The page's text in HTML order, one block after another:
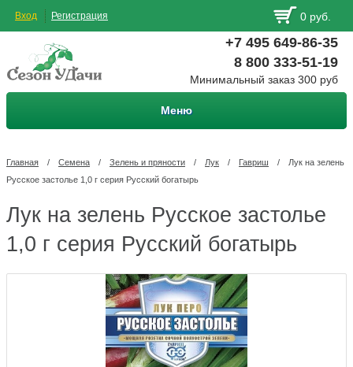
Вход Регистрация 0 руб.
+7 495 649-86-35
8 800 333-51-19
Минимальный заказ 300 руб
Меню
Главная / Семена / Зелень и пряности / Лук / Гавриш /
Лук на зелень
Русское застолье 1,0 г серия Русский богатырь
Лук на зелень Русское застолье
1,0 г серия Русский богатырь